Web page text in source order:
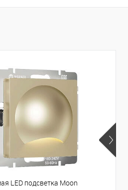
LED подсветка Moon